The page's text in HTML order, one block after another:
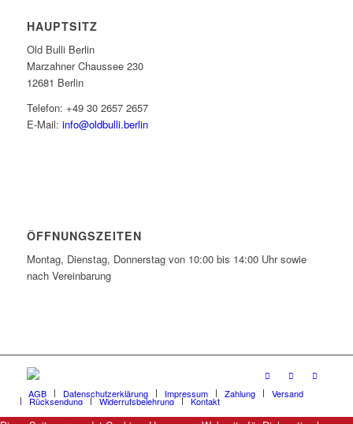
HAUPTSITZ
Old Bulli Berlin
Marzahner Chaussee 230
12681 Berlin
Telefon: +49 30 2657 2657
E-Mail: info@oldbulli.berlin
ÖFFNUNGSZEITEN
Montag, Dienstag, Donnerstag von 10:00 bis 14:00 Uhr sowie
nach Vereinbarung
AGB Datenschutzerklärung Impressum Zahlung Versand
Rücksendung Widerrufsbelehrung Kontakt